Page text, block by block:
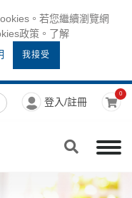
。若您繼續瀏覽網
政策。了解
我接受
登入/註冊
0